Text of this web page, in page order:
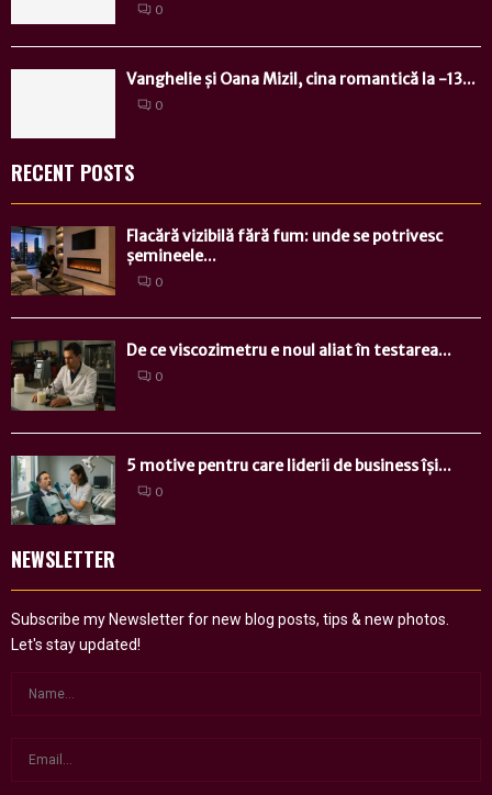
0
Vanghelie și Oana Mizil, cina romantică la -13...
0
RECENT POSTS
Flacără vizibilă fără fum: unde se potrivesc
șemineele...
0
De ce viscozimetru e noul aliat în testarea...
0
5 motive pentru care liderii de business își...
0
NEWSLETTER
Subscribe my Newsletter for new blog posts, tips & new photos.
Let's stay updated!